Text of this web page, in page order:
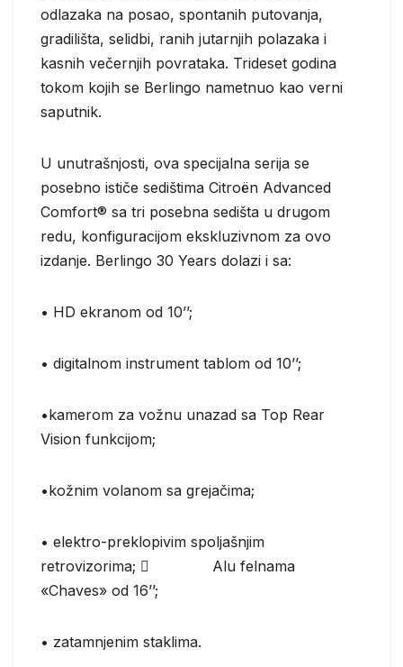
odlazaka na posao, spontanih putovanja,
gradilišta, selidbi, ranih jutarnjih polazaka i
kasnih večernjih povrataka. Trideset godina
tokom kojih se Berlingo nametnuo kao verni
saputnik.
U unutrašnjosti, ova specijalna serija se
posebno ističe sedištima Citroën Advanced
Comfort® sa tri posebna sedišta u drugom
redu, konfiguracijom ekskluzivnom za ovo
izdanje. Berlingo 30 Years dolazi i sa:
• HD ekranom od 10’’;
• digitalnom instrument tablom od 10’’;
•kamerom za vožnu unazad sa Top Rear
Vision funkcijom;
•kožnim volanom sa grejačima;
• elektro-preklopivim spoljašnjim
retrovizorima;  Alu felnama
«Chaves» od 16’’;
• zatamnjenim staklima.